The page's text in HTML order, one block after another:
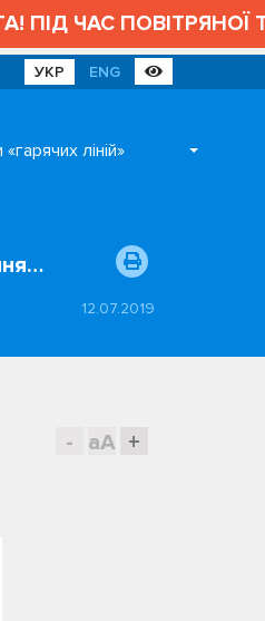
ПІД ЧАС ПОВІТРЯНОЇ
УКР ENG
ліній»
12.07.2019
- aA +